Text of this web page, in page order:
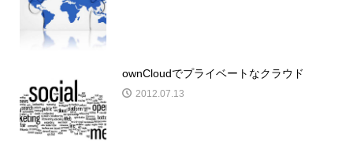
ownCloudでプライベートなクラウド
2012.07.13